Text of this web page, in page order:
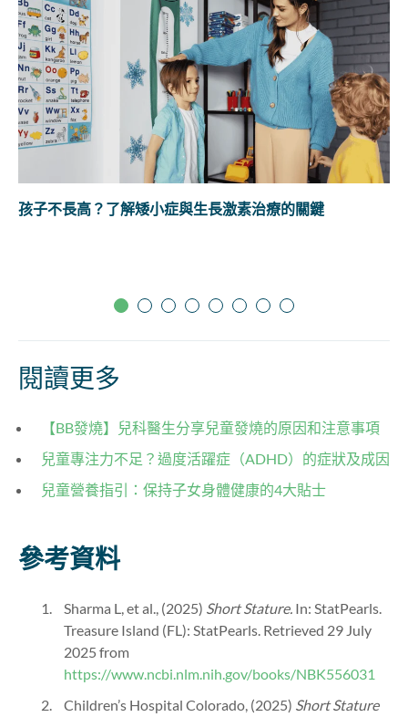
孩子不長高？了解矮小症與生長激素治療的關鍵
閱讀更多
【BB發燒】兒科醫生分享兒童發燒的原因和注意事項
兒童專注力不足？過度活躍症（ADHD）的症狀及成因
兒童營養指引：保持子女身體健康的4大貼士
參考資料
Sharma L, et al., (2025) Short Stature. In: StatPearls.
Treasure Island (FL): StatPearls. Retrieved 29 July
2025 from
https://www.ncbi.nlm.nih.gov/books/NBK556031
Children’s Hospital Colorado, (2025) Short Stature